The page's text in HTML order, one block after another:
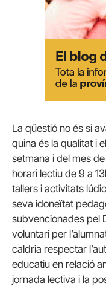
La qüestió no és si
quina és la qualitat i
setmana i del mes
horari lectiu de 9 a
tallers i activitats
seva idoneïtat
subvencionades pel
voluntari per
caldria respectar
educatiu en relació
jornada lectiva i la